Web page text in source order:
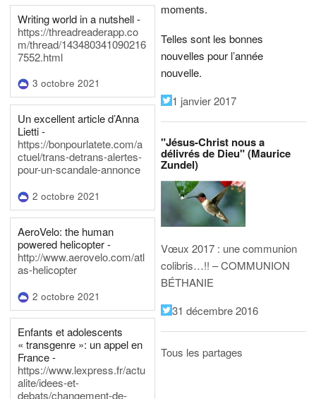
Writing world in a nutshell -
https://threadreaderapp.co
m/thread/143480341090216
7552.html
3 octobre 2021
Un excellent article d’Anna
Lietti -
https://bonpourlatete.com/a
ctuel/trans-detrans-alertes-
pour-un-scandale-annonce
2 octobre 2021
AeroVelo: the human
powered helicopter -
http://www.aerovelo.com/atl
as-helicopter
2 octobre 2021
Enfants et adolescents
« transgenre »: un appel en
France -
https://www.lexpress.fr/actu
alite/idees-et-
debats/changement-de-
moments.
Telles sont les bonnes
nouvelles pour l’année
nouvelle.
1 janvier 2017
"Jésus-Christ nous a
délivrés de Dieu" (Maurice
Zundel)
Vœux 2017 : une communion
colibris…!! – COMMUNION
BÉTHANIE
31 décembre 2016
Tous les partages